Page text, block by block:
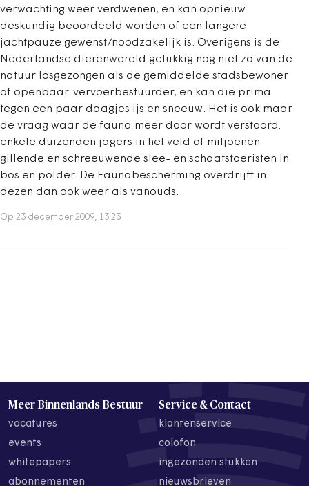
verwachting weer verdwenen, en kan opnieuw
deskundig beoordeeld worden of een langere
jachtpauze gewenst/noodzakelijk is. Overigens is de
Nederlandse dierenwereld gelukkig nog niet zo van de
natuur losgezongen als de gemiddelde stadsbewoner
of openbaar-vervoerbestuurder, en kan die prima
tegen een paar daagjes ijs en sneeuw. Het is ook maar
de vraag waar de fauna meer door wordt verstoord:
enkele duizenden jagers in het veld of miljoenen
gillende en schreeuwende slee- en schaatstoeristen in
bos en polder. De Faunabescherming overdrijft in
dezen dan ook weer als vanouds.
Op 23 december 2009, 13:23
Meer Binnenlands Bestuur
vacatures
events
whitepapers
abonnementen
Service & Contact
klantenservice
colofon
ingezonden stukken
nieuwsbrieven